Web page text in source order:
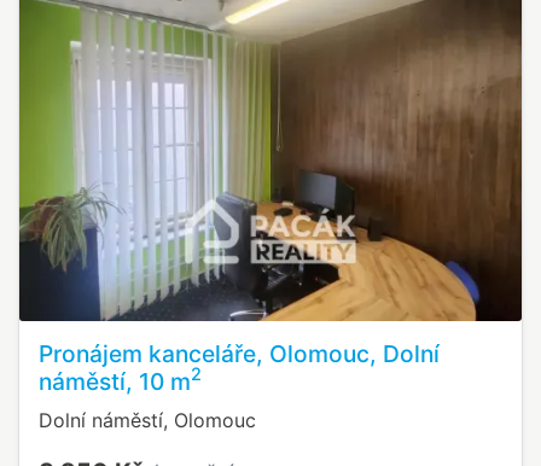
Pronájem kanceláře, Olomouc, Dolní
náměstí, 10 m2
Dolní náměstí, Olomouc